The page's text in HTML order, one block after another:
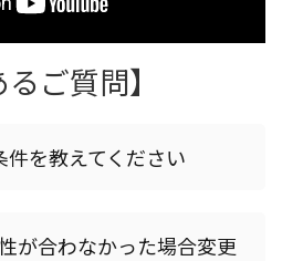
ご質問】
を教えてください
が合わなかった場合変更